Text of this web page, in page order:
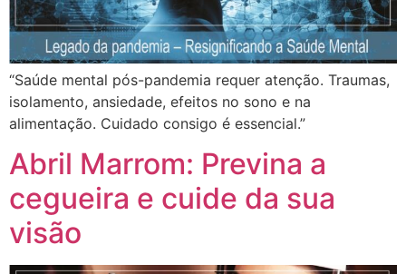
“Saúde mental pós-pandemia requer atenção. Traumas,
isolamento, ansiedade, efeitos no sono e na
alimentação. Cuidado consigo é essencial.”
Abril Marrom: Previna a
cegueira e cuide da sua
visão